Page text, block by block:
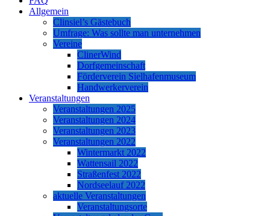
Allgemein
Clinsiel’s Gästebuch
Umfrage: Was sollte man unternehmen
Vereine
ClinerWind
Dorfgemeinschaft
Förderverein Sielhafenmuseum
Handwerkerverein
Veranstaltungen
Veranstaltungen 2025
Veranstaltungen 2024
Veranstaltungen 2023
Veranstaltungen 2022
Wintermarkt 2022
Wattensail 2022
Straßenfest 2022
Nordseelauf 2022
aktuelle Veranstaltungen
Veranstaltungsorte